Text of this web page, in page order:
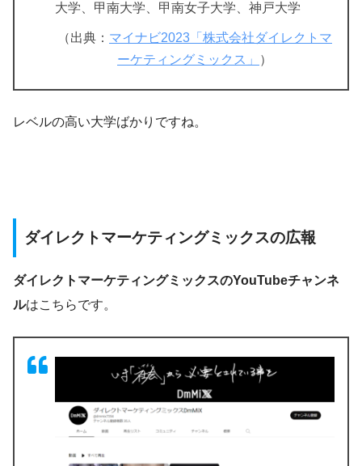
大学、甲南大学、甲南女子大学、神戸大学
（出典： マイナビ2023「株式会社ダイレクトマ
ーケティングミックス」
）
レベルの高い大学ばかりですね。
ダイレクトマーケティングミックスの広報
ダイレクトマーケティングミックスのYouTubeチャンネ
ルはこちらです。